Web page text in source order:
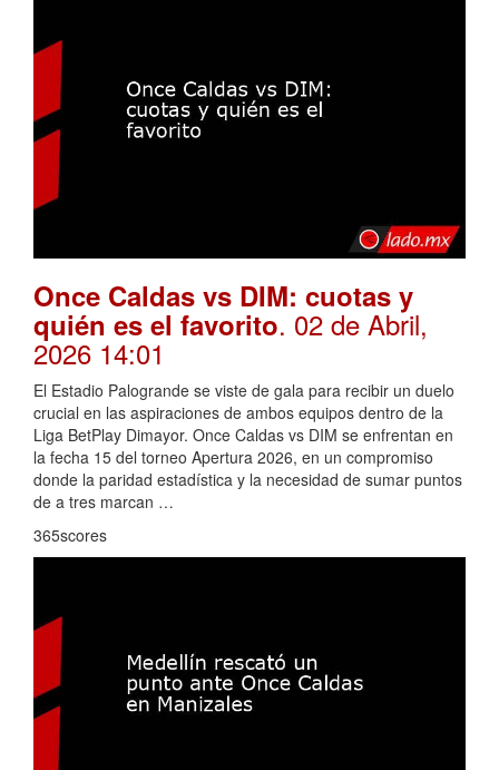
Once Caldas vs DIM: cuotas y
quién es el favorito. 02 de Abril,
2026 14:01
El Estadio Palogrande se viste de gala para recibir un duelo
crucial en las aspiraciones de ambos equipos dentro de la
Liga BetPlay Dimayor. Once Caldas vs DIM se enfrentan en
la fecha 15 del torneo Apertura 2026, en un compromiso
donde la paridad estadística y la necesidad de sumar puntos
de a tres marcan …
365scores